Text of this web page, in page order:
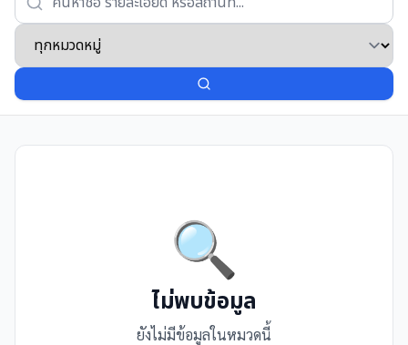
🔍
ไม่พบข้อมูล
ยังไม่มีข้อมูลในหมวดนี้